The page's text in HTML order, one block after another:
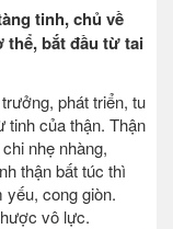
tinh, chủ về
bắt đầu từ tai
phát triển, tu
tinh của thận. Thận
nhẹ nhàng,
thận bất túc thì
yếu, cong giòn.
vô lực.